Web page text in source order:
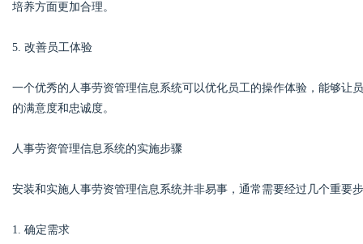
培养方面更加合理。
5. 改善员工体验
一个优秀的人事劳资管理信息系统可以优化员工的操作体验，能够让
的满意度和忠诚度。
人事劳资管理信息系统的实施步骤
安装和实施人事劳资管理信息系统并非易事，通常需要经过几个重要
1. 确定需求